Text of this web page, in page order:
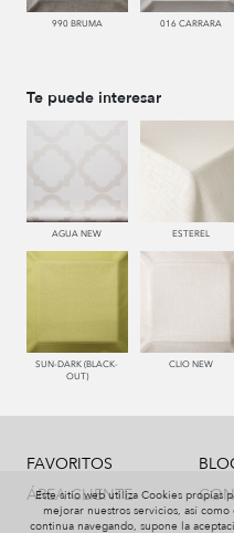
990 BRUMA 016 CARRARA
Te puede interesar
AGUA NEW ESTEREL
SUN-DARK (BLACK-
OUT)
CLIO NEW
FAVORITOS
ÁREA CLIENTE
Este sitio web utiliza Cookies propias
mejorar nuestros servicios, así
continua navegando, supone la